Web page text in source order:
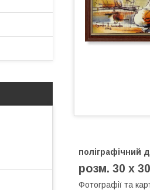
поліграфічний
розм. 30 х
Фотографії та